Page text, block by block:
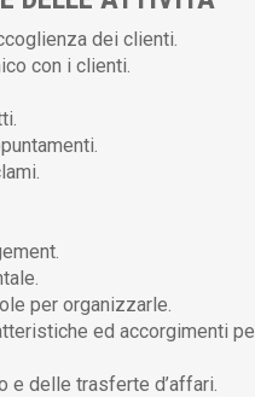
dei clienti.
con i clienti.
per organizzarle.
ed accorgimenti
e delle trasferte d’affari.